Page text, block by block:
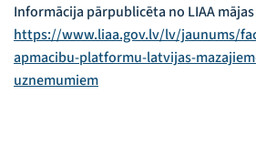
Informācija pārpublicēta no LIAA
https://www.liaa.gov.lv/lv/jaunums/
apmacibu-platformu-latvijas-
uznemumiem